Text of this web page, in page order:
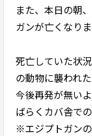
また、本日の朝
ガンが亡くなりま
死亡していた状
の動物に襲われ
今後再発が無い
ばらくカバ舎で
※エジプトガン